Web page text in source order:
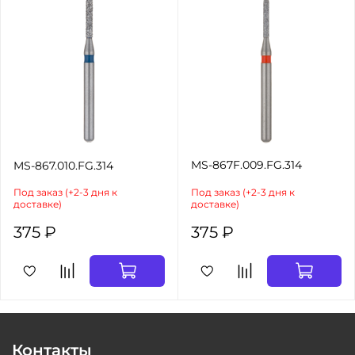
MS-867.010.FG.314
Под заказ (+2-3 дня к
доставке)
375 ₽
MS-867F.009.FG.314
Под заказ (+2-3 дня к
доставке)
375 ₽
Контакты